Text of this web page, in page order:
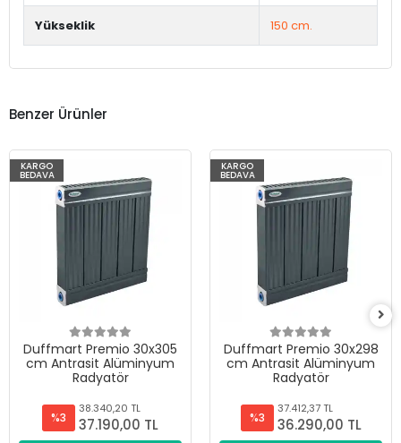
Yükseklik 150 cm.
Benzer Ürünler
KARGO
BEDAVA
Duffmart Premio 30x305
cm Antrasit Alüminyum
Radyatör
%3
38.340,20 TL
37.190,00 TL
KARGO
BEDAVA
Duffmart Premio 30x298
cm Antrasit Alüminyum
Radyatör
%3
37.412,37 TL
36.290,00 TL